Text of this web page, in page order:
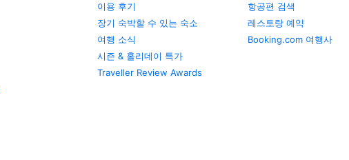
이용 후기
장기 숙박할 수 있는 숙소
여행 소식
시즌 & 홀리데이 특가
Traveller Review Awards
항공편 검색
레스토랑 예약
Booking.com 여행사